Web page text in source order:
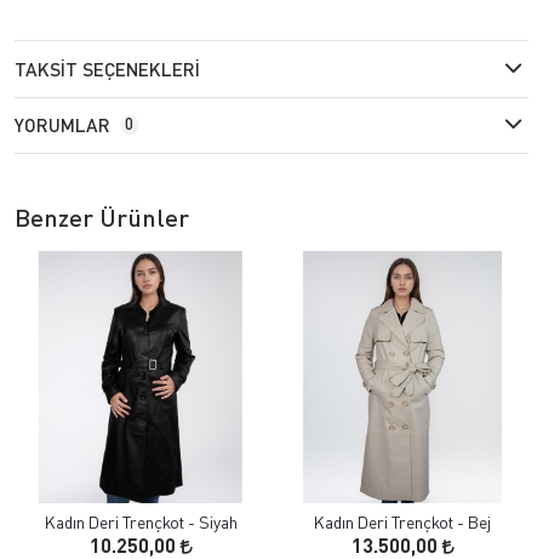
TAKSIT SEÇENEKLERI
YORUMLAR 0
Benzer Ürünler
Kadın Deri Trençkot - Siyah
10.250,00
Kadın Deri Trençkot - Bej
13.500,00